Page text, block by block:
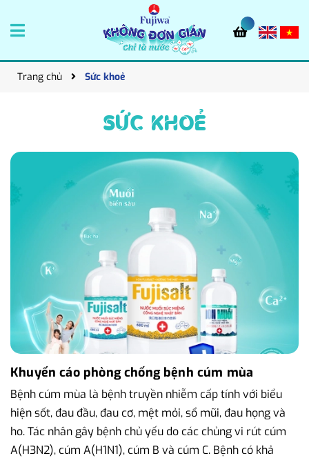
Trang chủ Sức khoẻ
SỨC KHOẺ
Khuyến cáo phòng chống bệnh cúm mùa
Bệnh cúm mùa là bệnh truyền nhiễm cấp tính với biểu
hiện sốt, đau đầu, đau cơ, mệt mỏi, sổ mũi, đau họng và
ho. Tác nhân gây bệnh chủ yếu do các chủng vi rút cúm
A(H3N2), cúm A(H1N1), cúm B và cúm C. Bệnh có khả